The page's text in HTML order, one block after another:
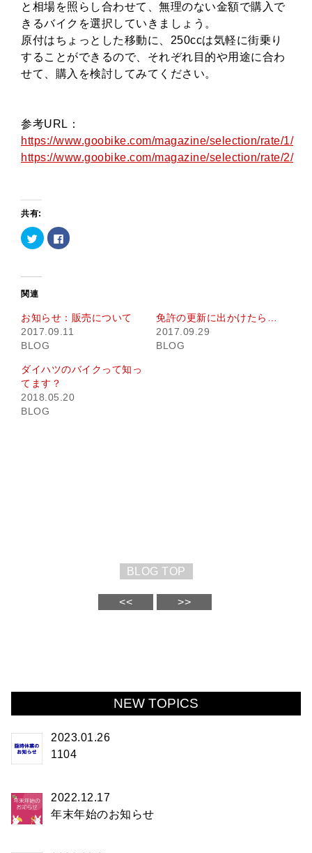
と相場を照らし合わせて、無理のない金額で購入で
きるバイクを選択していきましょう。
原付はちょっとした移動に、250ccは気軽に街乗り
することができるので、それぞれ目的や用途に合わ
せて、購入を検討してみてください。
参考URL：
https://www.goobike.com/magazine/selection/rate/1/
https://www.goobike.com/magazine/selection/rate/2/
共有:
ク
リ
て
有
(新
し
い
ウ
ィ
ド
ウ
で
開
き
ま
Facebook
で
リ
ッ
ク
し
さ
し
い
関連
お知らせ：販売について
2017.09.11
BLOG
免許の更新に出かけたら…
2017.09.29
BLOG
ダイハツのバイクって知っ
てます？
2018.05.20
BLOG
BLOG TOP
<< >>
NEW TOPICS
2023.01.26
1104
2022.12.17
年末年始のお知らせ